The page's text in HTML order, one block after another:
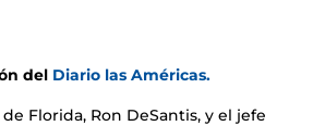
delDiario las Américas.
Florida, Ron DeSantis, y el jefe